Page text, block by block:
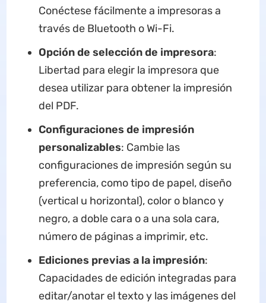
Conéctese fácilmente a impresoras a
través de Bluetooth o Wi-Fi.
Opción de selección de impresora:
Libertad para elegir la impresora que
desea utilizar para obtener la impresión
del PDF.
Configuraciones de impresión
personalizables: Cambie las
configuraciones de impresión según su
preferencia, como tipo de papel, diseño
(vertical u horizontal), color o blanco y
negro, a doble cara o a una sola cara,
número de páginas a imprimir, etc.
Ediciones previas a la impresión:
Capacidades de edición integradas para
editar/anotar el texto y las imágenes del